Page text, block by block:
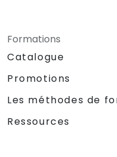
Formations
Catalogue
Promotions
Les méthodes de
Ressources